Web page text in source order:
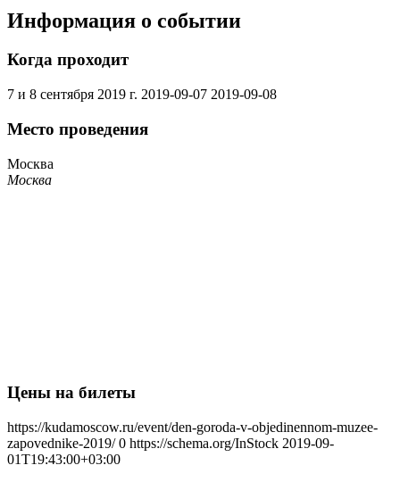
Информация о событии
Когда проходит
7 и 8 сентября 2019 г. 2019-09-07 2019-09-08
Место проведения
Москва
Москва
Цены на билеты
https://kudamoscow.ru/event/den-goroda-v-objedinennom-muzee-
zapovednike-2019/ 0 https://schema.org/InStock 2019-09-
01T19:43:00+03:00